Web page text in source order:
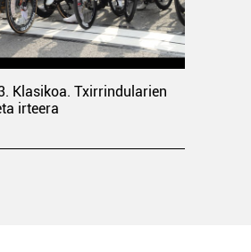
Klasikoa. Txirrindularien
irteera